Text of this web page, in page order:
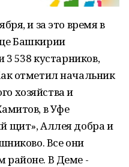
и за это время в
Башкирии
3 538 кустарников,
отметил начальник
хозяйства и
в Уфе
щит», Аллея добра и
Все они
районе. В Деме -